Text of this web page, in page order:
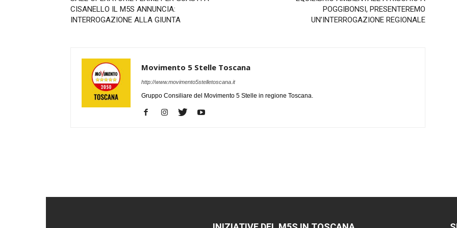
CISANELLO IL M5S ANNUNCIA:
INTERROGAZIONE ALLA GIUNTA
POGGIBONSI, PRESENTEREMO
UN’INTERROGAZIONE REGIONALE
Movimento 5 Stelle Toscana
http://www.movimento5stelletoscana.it
Gruppo Consiliare del Movimento 5 Stelle in regione Toscana.